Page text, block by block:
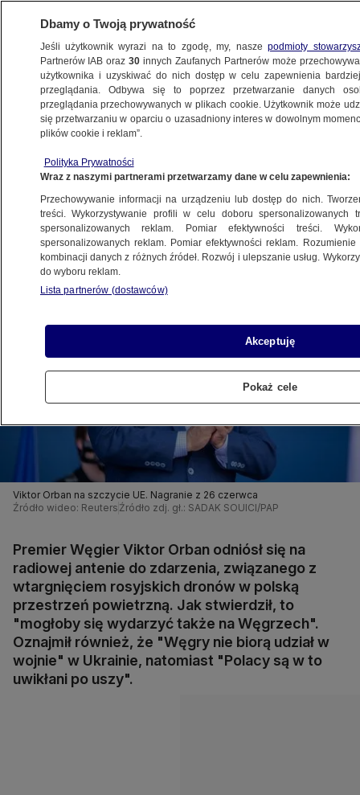
ŚWIAT
po uszy"
12.09.2025, 14:56
Posłuchaj artykułu
Czyta lektor AI
Viktor Orban na szczycie UE. Nagranie z 26 czerwca
Źródło wideo: Reuters Źródło zdj. gł.: SADAK SOUICI/PAP
Premier Węgier Viktor Orban odniósł się na
radiowej antenie do zdarzenia, związanego z
wtargnięciem rosyjskich dronów w polską
przestrzeń powietrzną. Jak stwierdził, to
"mogłoby się wydarzyć także na Węgrzech".
Oznajmił również, że "Węgry nie biorą udział w
wojnie" w Ukrainie, natomiast "Polacy są w to
uwikłani po uszy".
Dbamy o Twoją prywatność
Jeśli użytkownik wyrazi na to zgodę, my, naszepodmioty
Partnerów IAB oraz30 innych Zaufanych Partnerów może
użytkownika i uzyskiwać do nich dostęp w celu zapewnienia
przeglądania. Odbywa się to poprzez przetwarzanie danych
przeglądania przechowywanych w plikach cookie. Użytkownik może
się przetwarzaniu w oparciu o uzasadniony interes w dowolnym
plików cookie i reklam”.
Polityka Prywatności
Wraz z naszymi partnerami przetwarzamy dane w celu zapewnienia:
Przechowywanie informacji na urządzeniu lub dostęp do nich.
treści. Wykorzystywanie profili w celu doboru spersonalizowanych
spersonalizowanych reklam. Pomiar efektywności treści.
spersonalizowanych reklam. Pomiar efektywności reklam.
kombinacji danych z różnych źródeł. Rozwój i ulepszanie usług.
do wyboru reklam.
Lista partnerów (dostawców)
Akceptuję
Pokaż cele